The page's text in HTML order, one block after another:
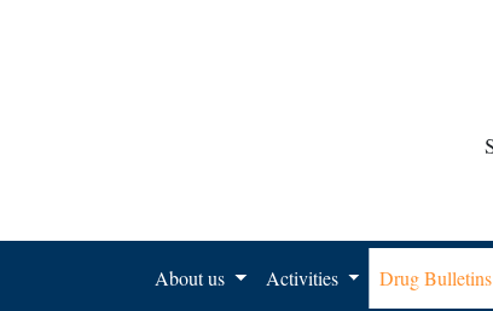
About us Activities Drug Bulletins